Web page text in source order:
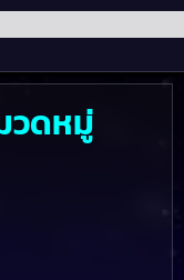
วดหมู่